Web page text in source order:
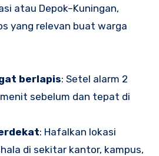
atau Depok–Kuningan,
yang relevan buat warga
berlapis: Setel alarm 2
sebelum dan tepat di
: Hafalkan lokasi
di sekitar kantor, kampus,